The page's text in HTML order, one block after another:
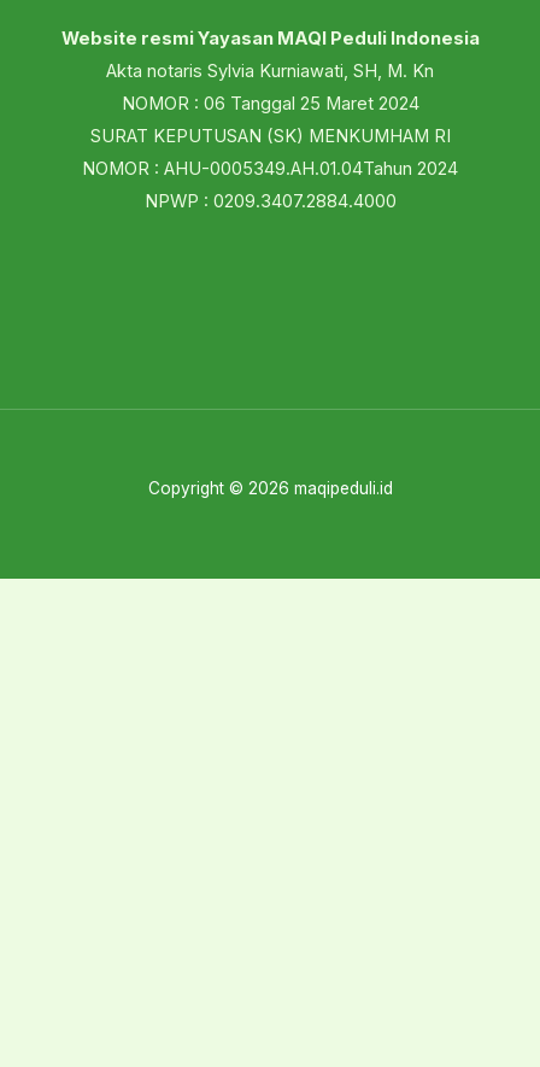
Website resmi Yayasan MAQI Peduli Indonesia
Akta notaris Sylvia Kurniawati, SH, M. Kn
NOMOR : 06 Tanggal 25 Maret 2024
SURAT KEPUTUSAN (SK) MENKUMHAM RI
NOMOR : AHU-0005349.AH.01.04Tahun 2024
NPWP : 0209.3407.2884.4000
Copyright © 2026 maqipeduli.id